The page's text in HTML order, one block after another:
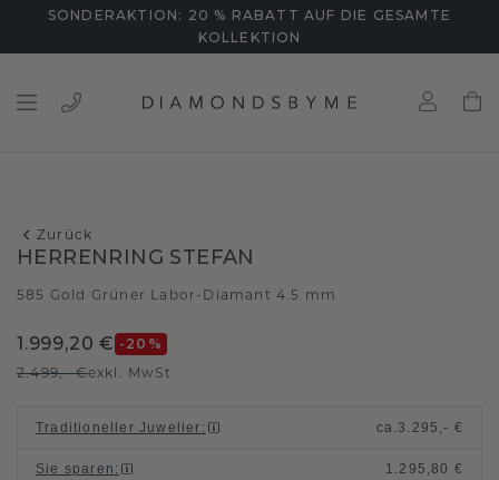
SONDERAKTION: 20 % RABATT AUF DIE GESAMTE
KOLLEKTION
Zurück
HERRENRING STEFAN
585 Gold Grüner Labor-Diamant 4.5 mm
1.999,20 € -20 %
2.499,- €exkl. MwSt
Traditioneller Juwelier : ca.3.295,- €
Sie sparen : 1.295,80 €